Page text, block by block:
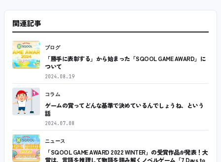
関連記事
ブログ
「勝手に表彰する」から始まった「SQOOL GAME AWARD」に
ついて
2024.08.19
コラム
ゲームの賞ってどんな基準で決めているんでしょうね、という
話
2024.07.08
ニュース
「SQOOL GAME AWARD 2022 WINTER」の受賞作品が発表！大
賞は、言語を推理して物語を読み解くノベルゲーム「7 Days to